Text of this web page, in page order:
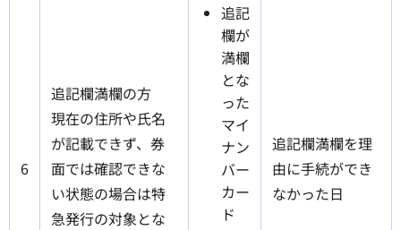
6
追記欄満欄の方
現在の住所や氏名
が記載できず、券
面では確認できな
い状態の場合は特
急発行の対象とな
追記
欄が
満欄
とな
った
マイ
ナン
バー
カー
ド
追記欄満欄を理
由に手続ができ
なかった日